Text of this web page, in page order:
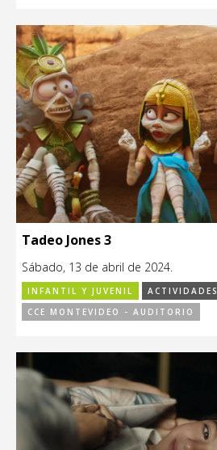
Tadeo Jones 3
Sábado, 13 de abril de 2024.
INFANTIL Y JUVENIL
ACTIVIDADES
CCE MONTEVIDEO - AUDITORIO